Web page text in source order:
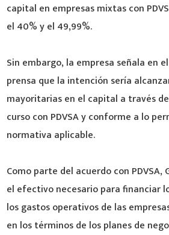
capital en empresas mixtas con
el 40% y el 49,99%.
Sin embargo, la empresa señala en
prensa que la intención sería
mayoritarias en el capital a través
curso con PDVSA y conforme a lo
normativa aplicable.
Como parte del acuerdo con
el efectivo necesario para financiar
los gastos operativos de las
en los términos de los planes de